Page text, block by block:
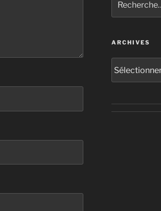
pour
:
ARCHIVES